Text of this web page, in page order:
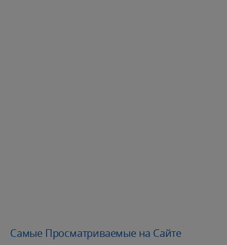
Самые Просматриваемые на Сайте